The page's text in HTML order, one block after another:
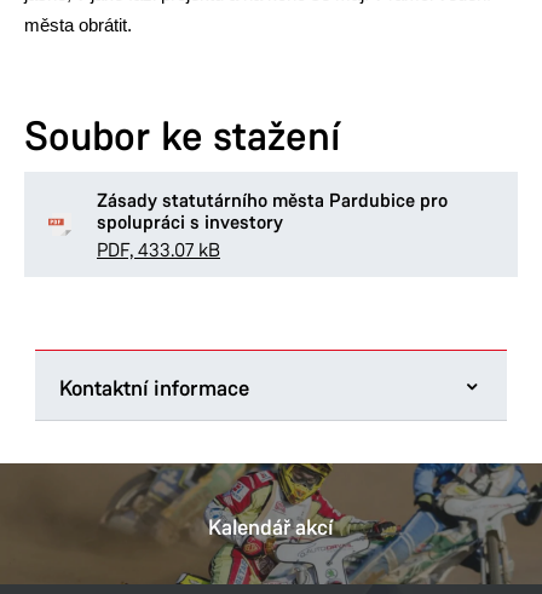
města obrátit.
Soubor ke stažení
Zásady statutárního města Pardubice pro
spolupráci s investory
PDF, 433.07 kB
Kontaktní informace
U Divadla 828
530 21 Pardubice
E-mail: katerina.skladanova@mmp.cz
Kalendář akcí